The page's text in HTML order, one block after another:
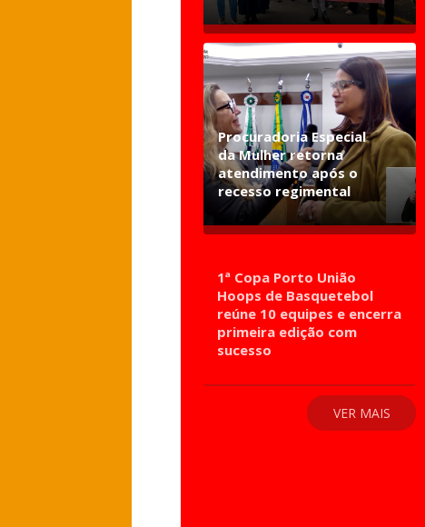
Procuradoria Especial
da Mulher retorna
atendimento após o
recesso regimental
1ª Copa Porto União
Hoops de Basquetebol
reúne 10 equipes e encerra
primeira edição com
sucesso
VER MAIS